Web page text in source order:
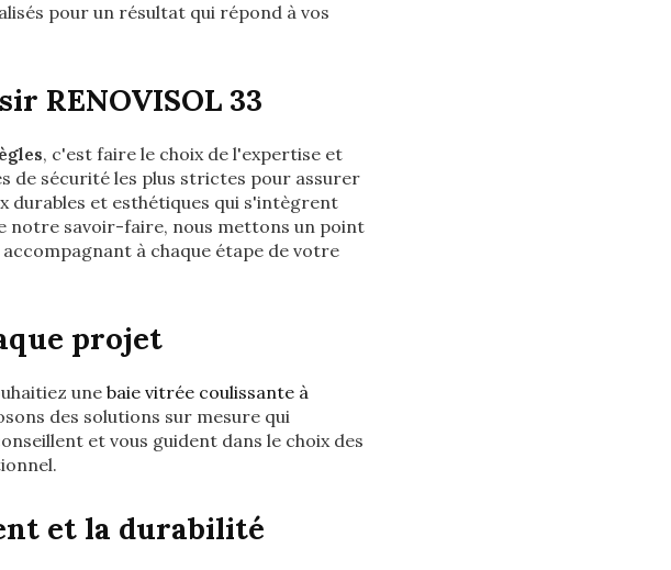
pour un résultat qui répond à vos
RENOVISOL 33
, c'est faire le choix de l'expertise et
de sécurité les plus strictes pour assurer
durables et esthétiques qui s'intègrent
notre savoir-faire, nous mettons un point
accompagnant à chaque étape de votre
projet
une baie vitrée coulissante à
des solutions sur mesure qui
et vous guident dans le choix des
et la durabilité